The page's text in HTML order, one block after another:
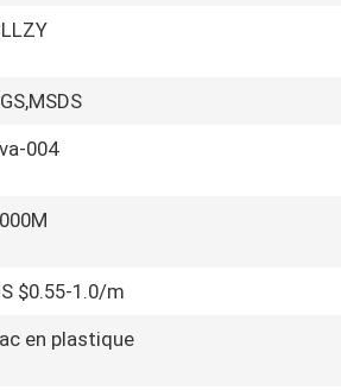
004
$0.55-1.0/m
en plastique